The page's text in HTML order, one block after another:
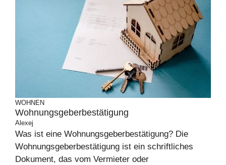
WOHNEN
Wohnungsgeberbestätigung
Alexej
Was ist eine Wohnungsgeberbestätigung? Die
Wohnungsgeberbestätigung ist ein schriftliches
Dokument, das vom Vermieter oder